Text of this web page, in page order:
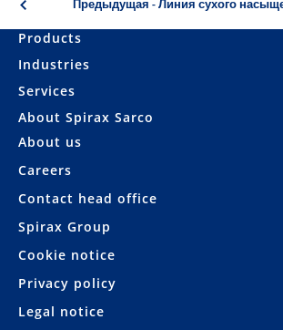
Предыдущая - Линия сухого
Products
Industries
Services
About Spirax Sarco
About us
Careers
Contact head office
Spirax Group
Cookie notice
Privacy policy
Legal notice